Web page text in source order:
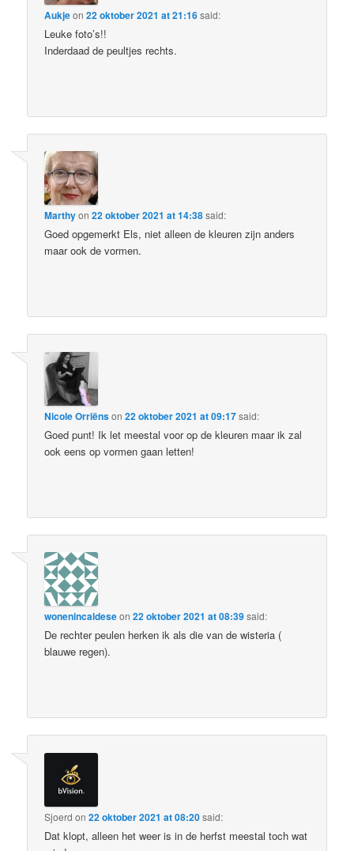
Aukjeon22 oktober 2021 at 21:16said:
Leuke foto’s!!
Inderdaad de peultjes rechts.
Marthyon22 oktober 2021 at 14:38said:
Goed opgemerkt Els, niet alleen de kleuren zijn anders
maar ook de vormen.
Nicole Orriënson22 oktober 2021 at 09:17said:
Goed punt! Ik let meestal voor op de kleuren maar ik zal
ook eens op vormen gaan letten!
wonenincaldeseon22 oktober 2021 at 08:39said:
De rechter peulen herken ik als die van de wisteria (
blauwe regen).
Sjoerd on22 oktober 2021 at 08:20said:
Dat klopt, alleen het weer is in de herfst meestal toch wat